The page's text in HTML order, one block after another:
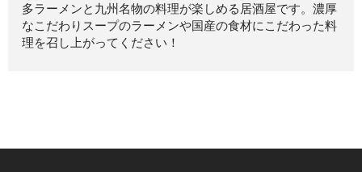
多ラーメンと九州名物の料理が楽しめる居酒屋です。濃厚
なこだわりスープのラーメンや国産の食材にこだわった料
理を召し上がってください！